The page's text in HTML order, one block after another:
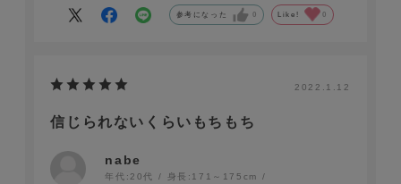
参考になった 0 Like! 0
2022.1.12
信じられないくらいもちもち
nabe
年代:20代 身長: 171～175cm